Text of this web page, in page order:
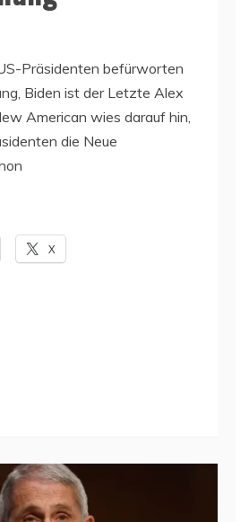
Präsidenten befürworten
Biden ist der Letzte Alex
American wies darauf hin,
die Neue
X